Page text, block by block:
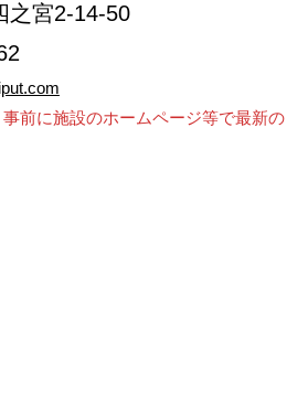
之宮2-14-50
前に施設のホームページ等で最新の